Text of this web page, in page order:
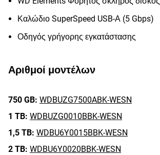
Καλώδιο SuperSpeed USB-Α (5 Gbps)
Οδηγός γρήγορης εγκατάστασης
Αριθμοί μοντέλων
750 GB: WDBUZG7500ABK-WESN
1 TB: WDBUZG0010BBK-WESN
1,5 TB: WDBU6Y0015BBK-WESN
2 TB: WDBU6Y0020BBK-WESN